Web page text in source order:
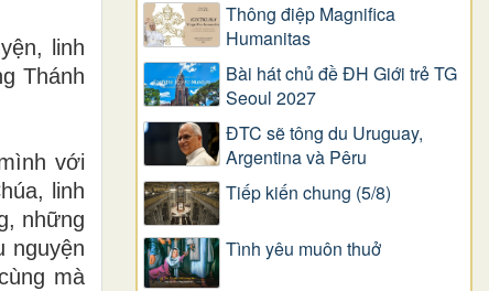
linh
Thánh
với
linh
những
nguyện
mà
Thông điệp Magnifica
Humanitas
Bài hát chủ đề ĐH Giới trẻ TG
Seoul 2027
ĐTC sẽ tông du Uruguay,
Argentina và Pêru
Tiếp kiến chung (5/8)
Tình yêu muôn thuở